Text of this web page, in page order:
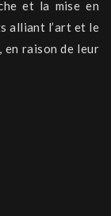
et la mise en
alliant l’art et le
en raison de leur